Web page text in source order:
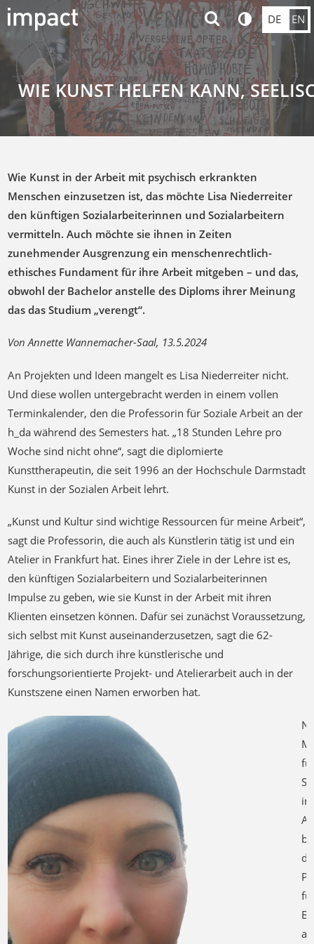
DE EN
WIE KUNST HELFEN KANN,
Wie Kunst in der Arbeit mit psychisch erkrankten
Menschen einzusetzen ist, das möchte Lisa Niederreiter
den künftigen Sozialarbeiterinnen und Sozialarbeitern
vermitteln. Auch möchte sie ihnen in Zeiten
zunehmender Ausgrenzung ein menschenrechtlich-
ethisches Fundament für ihre Arbeit mitgeben – und das,
obwohl der Bachelor anstelle des Diploms ihrer Meinung
das das Studium „verengt“.
Von Annette Wannemacher-Saal, 13.5.2024
An Projekten und Ideen mangelt es Lisa Niederreiter nicht.
Und diese wollen untergebracht werden in einem vollen
Terminkalender, den die Professorin für Soziale Arbeit an der
h_da während des Semesters hat. „18 Stunden Lehre pro
Woche sind nicht ohne“, sagt die diplomierte
Kunsttherapeutin, die seit 1996 an der Hochschule Darmstadt
Kunst in der Sozialen Arbeit lehrt.
„Kunst und Kultur sind wichtige Ressourcen für meine Arbeit“,
sagt die Professorin, die auch als Künstlerin tätig ist und ein
Atelier in Frankfurt hat. Eines ihrer Ziele in der Lehre ist es,
den künftigen Sozialarbeitern und Sozialarbeiterinnen
Impulse zu geben, wie sie Kunst in der Arbeit mit ihren
Klienten einsetzen können. Dafür sei zunächst Voraussetzung,
sich selbst mit Kunst auseinanderzusetzen, sagt die 62-
Jährige, die sich durch ihre künstlerische und
forschungsorientierte Projekt- und Atelierarbeit auch in der
Kunstszene einen Namen erworben hat.
im